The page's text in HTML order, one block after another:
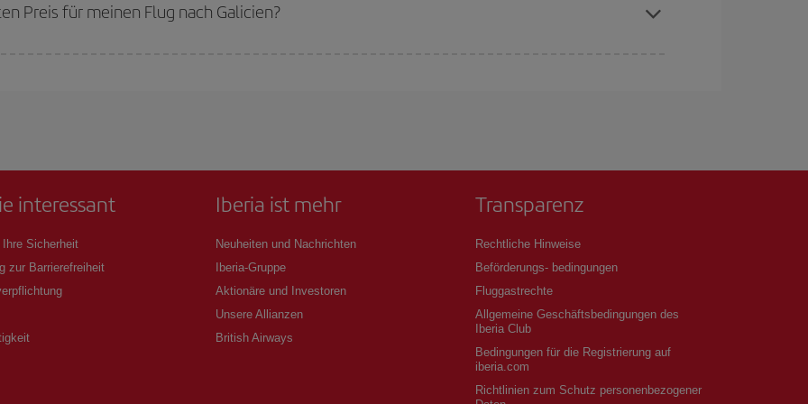
sind. Deshalb ist es von
grundlegender Bedeutung,
Preis für meinen Flug nach Galicien?
interessant
Sicherheit
zur Barrierefreiheit
Iberia ist mehr
Neuheiten und Nachrichten
Iberia-Gruppe
Aktionäre und Investoren
Unsere Allianzen
British Airways
Transparenz
Rechtliche Hinweise
Beförderungs- bedingungen
Fluggastrechte
Allgemeine Geschäftsbedingungen des
Iberia Club
Bedingungen für die Registrierung auf
iberia.com
Richtlinien zum Schutz personenbezogener